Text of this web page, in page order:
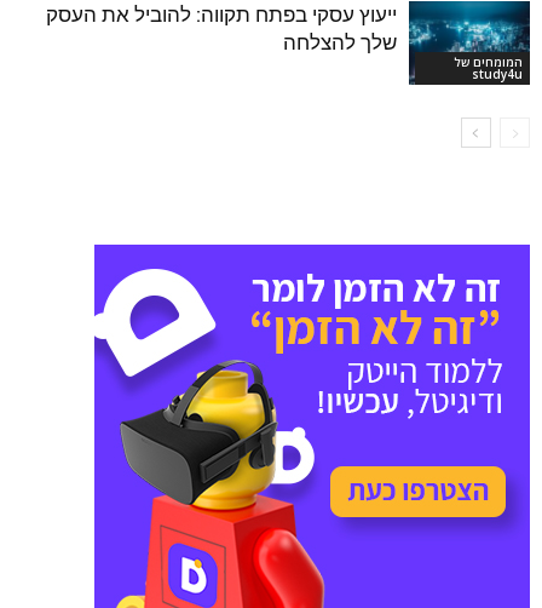
המומחים של
study4u
ייעוץ עסקי בפתח תקווה: להוביל את העסק
שלך להצלחה